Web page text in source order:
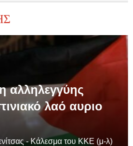
αλληλεγγύης
λαό αυριο
- Κάλεσμα του ΚΚΕ (μ-λ)